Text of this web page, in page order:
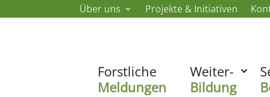
Über uns Projekte & Initiativen
Forstliche
Meldungen
Weiter-
Bildung